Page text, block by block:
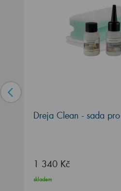
Dreja Clean - sada
1 340 Kč
skladem